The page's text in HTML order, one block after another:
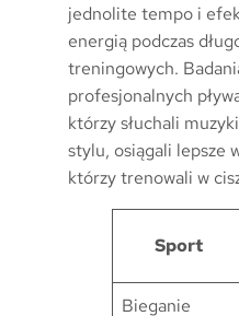
jednolite tempo i
energią podczas
treningowych.
profesjonalnych
którzy słuchali
stylu, osiągali lepsze
którzy trenowali w
Sport
Bieganie